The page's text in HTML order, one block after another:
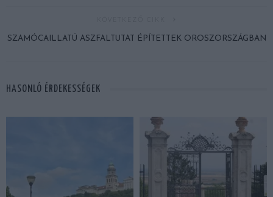
SZAMÓCAILLATÚ ASZFALTUTAT ÉPÍTETTEK OROSZORSZÁGBAN
HASONLÓ ÉRDEKESSÉGEK